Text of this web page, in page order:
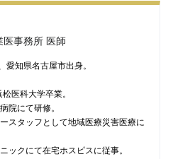
医事務所 医師
愛知県名古屋市出身。
医科大学卒業。
院にて研修。
スタッフとして地域医療災害医療に
ックにて在宅ホスピスに従事。